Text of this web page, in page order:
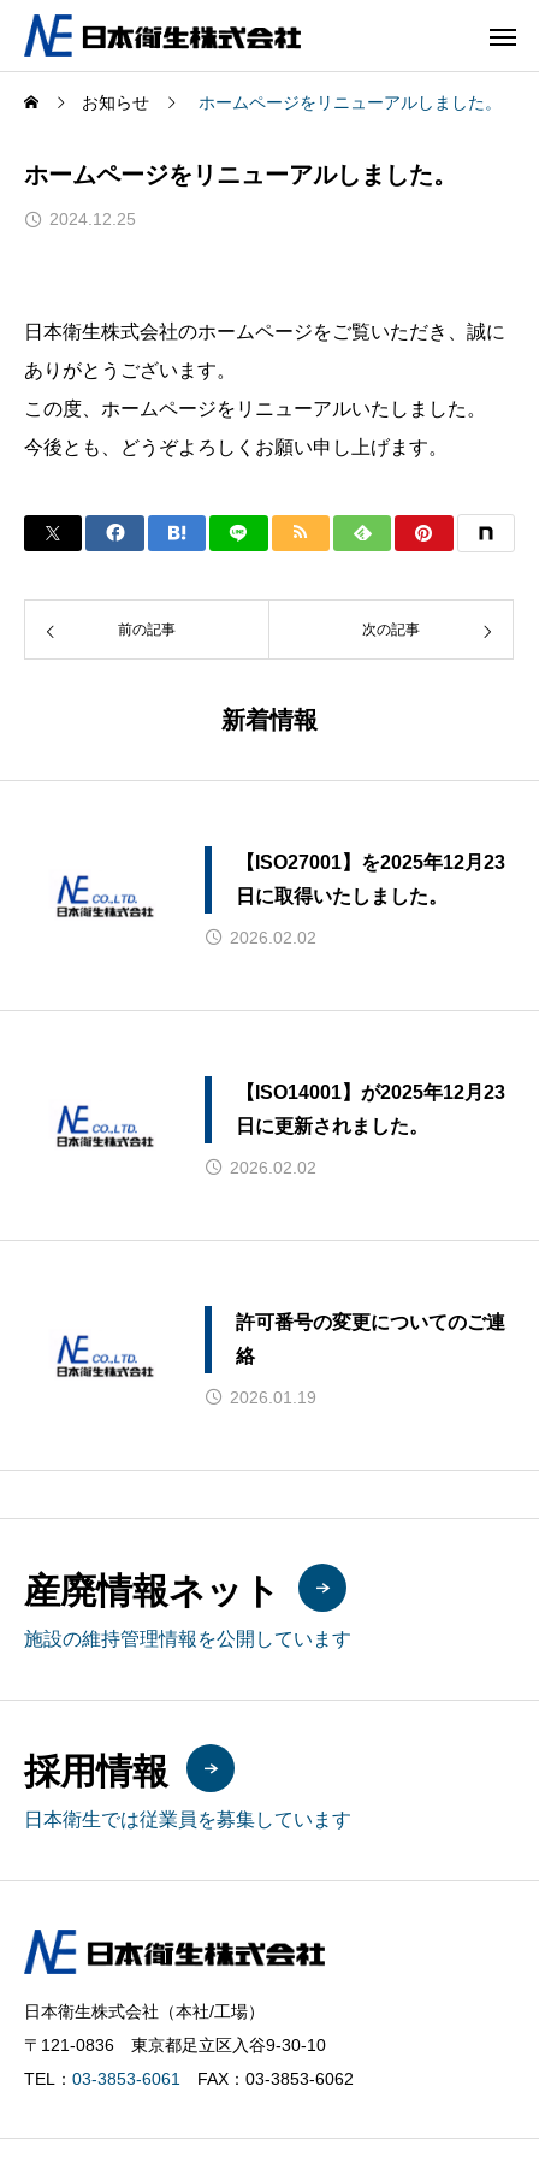
お知らせ ホームページをリニューアルしました。
ホームページをリニューアルしました。
2024.12.25
日本衛生株式会社のホームページをご覧いただき、誠に
ありがとうございます。
この度、ホームページをリニューアルいたしました。
今後とも、どうぞよろしくお願い申し上げます。
前の記事 次の記事
新着情報
【ISO27001】を2025年12月23
日に取得いたしました。
2026.02.02
【ISO14001】が2025年12月23
日に更新されました。
2026.02.02
許可番号の変更についてのご連
絡
2026.01.19
産廃情報ネット
施設の維持管理情報を公開しています
採用情報
日本衛生では従業員を募集しています
日本衛生株式会社（本社/工場）
〒121-0836 東京都足立区入谷9-30-10
TEL： 03-3853-6061 FAX：03-3853-6062